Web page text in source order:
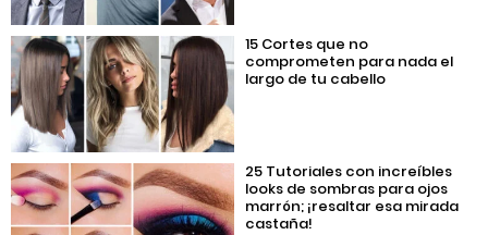
15 Cortes que no
comprometen para nada el
largo de tu cabello
25 Tutoriales con increíbles
looks de sombras para ojos
marrón; ¡resaltar esa mirada
castaña!